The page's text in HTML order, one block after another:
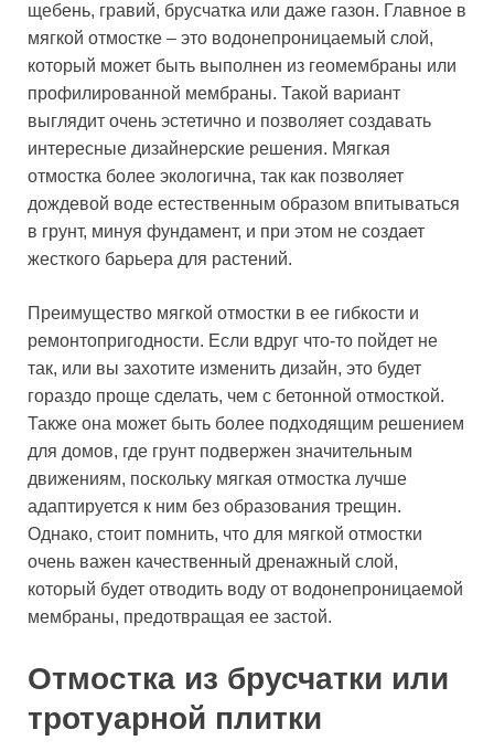
щебень, гравий, брусчатка или даже газон. Главное в
мягкой отмостке – это водонепроницаемый слой,
который может быть выполнен из геомембраны или
профилированной мембраны. Такой вариант
выглядит очень эстетично и позволяет создавать
интересные дизайнерские решения. Мягкая
отмостка более экологична, так как позволяет
дождевой воде естественным образом впитываться
в грунт, минуя фундамент, и при этом не создает
жесткого барьера для растений.
Преимущество мягкой отмостки в ее гибкости и
ремонтопригодности. Если вдруг что-то пойдет не
так, или вы захотите изменить дизайн, это будет
гораздо проще сделать, чем с бетонной отмосткой.
Также она может быть более подходящим решением
для домов, где грунт подвержен значительным
движениям, поскольку мягкая отмостка лучше
адаптируется к ним без образования трещин.
Однако, стоит помнить, что для мягкой отмостки
очень важен качественный дренажный слой,
который будет отводить воду от водонепроницаемой
мембраны, предотвращая ее застой.
Отмостка из брусчатки или
тротуарной плитки